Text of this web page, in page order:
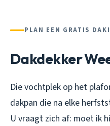
PLAN EEN GRATIS
Dakdekker
Die vochtplek op het
dakpan die na elke
U vraagt zich af: moet ik